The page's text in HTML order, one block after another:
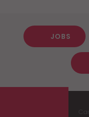
JOBS